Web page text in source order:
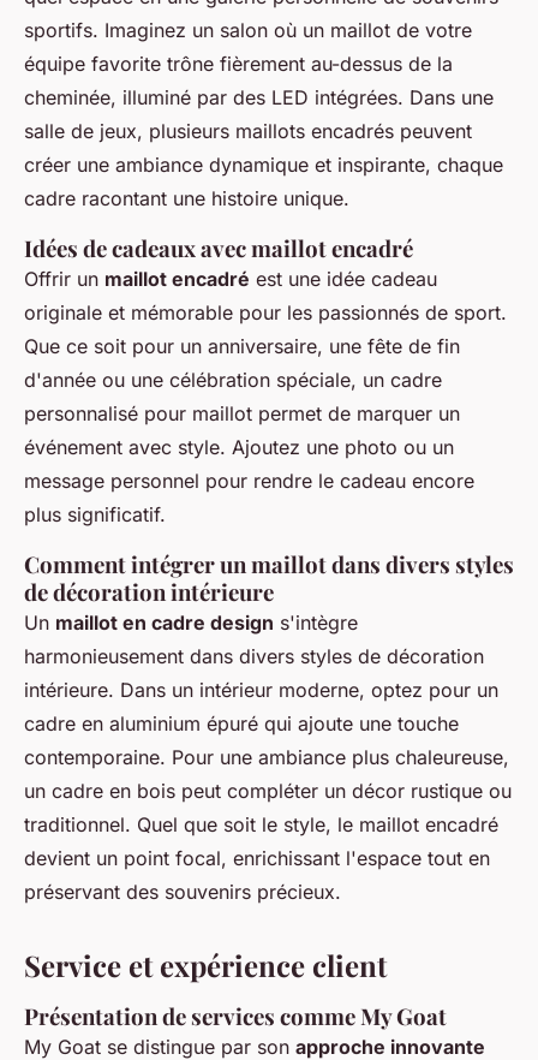
sportifs. Imaginez un salon où un maillot de votre
équipe favorite trône fièrement au-dessus de la
cheminée, illuminé par des LED intégrées. Dans une
salle de jeux, plusieurs maillots encadrés peuvent
créer une ambiance dynamique et inspirante, chaque
cadre racontant une histoire unique.
Idées de cadeaux avec maillot encadré
Offrir un maillot encadré est une idée cadeau
originale et mémorable pour les passionnés de sport.
Que ce soit pour un anniversaire, une fête de fin
d'année ou une célébration spéciale, un cadre
personnalisé pour maillot permet de marquer un
événement avec style. Ajoutez une photo ou un
message personnel pour rendre le cadeau encore
plus significatif.
Comment intégrer un maillot dans divers styles
de décoration intérieure
Un maillot en cadre design s'intègre
harmonieusement dans divers styles de décoration
intérieure. Dans un intérieur moderne, optez pour un
cadre en aluminium épuré qui ajoute une touche
contemporaine. Pour une ambiance plus chaleureuse,
un cadre en bois peut compléter un décor rustique ou
traditionnel. Quel que soit le style, le maillot encadré
devient un point focal, enrichissant l'espace tout en
préservant des souvenirs précieux.
Service et expérience client
Présentation de services comme My Goat
My Goat se distingue par son approche innovante